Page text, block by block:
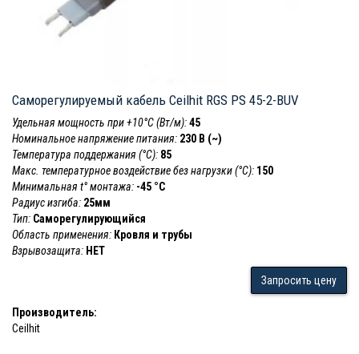
Саморегулируемый кабель Ceilhit RGS PS 45-2-BUV
Удельная мощность при +10°С (Вт/м):45
Номинальное напряжение питания: 230 В (~)
Температура поддержания (°С): 85
Макс. температурное воздействие без нагрузки (°С): 150
Минимальная t° монтажа: -45 °С
Радиус изгиба: 25мм
Тип: Саморегулирующийся
Область применения: Кровля и трубы
Взрывозащита: НЕТ
Запросить цену
Производитель:
Ceilhit